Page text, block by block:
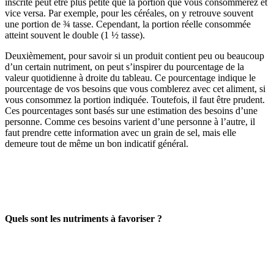
vice versa. Par exemple, pour les céréales, on y retrouve souvent
une portion de ¾ tasse. Cependant, la portion réelle consommée
atteint souvent le double (1 ½ tasse).
Deuxièmement, pour savoir si un produit contient peu ou beaucoup
d’un certain nutriment, on peut s’inspirer du pourcentage de la
valeur quotidienne à droite du tableau. Ce pourcentage indique le
pourcentage de vos besoins que vous comblerez avec cet aliment, si
vous consommez la portion indiquée. Toutefois, il faut être prudent.
Ces pourcentages sont basés sur une estimation des besoins d’une
personne. Comme ces besoins varient d’une personne à l’autre, il
faut prendre cette information avec un grain de sel, mais elle
demeure tout de même un bon indicatif général.
Quels sont les nutriments à favoriser ?